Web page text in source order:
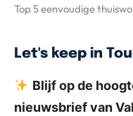
Top 5 eenvoudige
Let's keep in
Blijf op de
nieuwsbrief van